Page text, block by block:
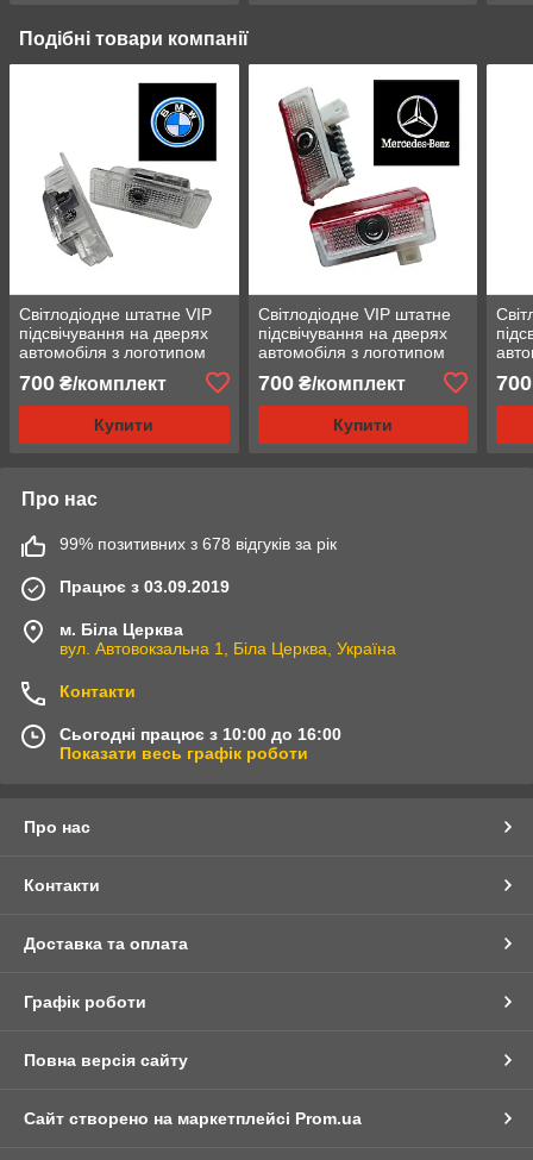
Подібні товари компанії
Світлодіодне штатне VIP
підсвічування на дверях
автомобіля з логотипом
700 ₴/комплект
Купити
Світлодіодне VIP штатне
підсвічування на дверях
автомобіля з логотипом
Mercedes A, B, C, E, ML,
GL class
700₴/комплект
Купити
700
Про нас
99% позитивних з 678 відгуків за рік
Працює з 03.09.2019
м. Біла Церква
вул. Автовокзальна 1, Біла Церква, Україна
Контакти
Сьогодні працює з 10:00 до 16:00
Показати весь графік роботи
Про нас
Контакти
Доставка та оплата
Графік роботи
Повна версія сайту
Сайт створено на маркетплейсі Prom.ua